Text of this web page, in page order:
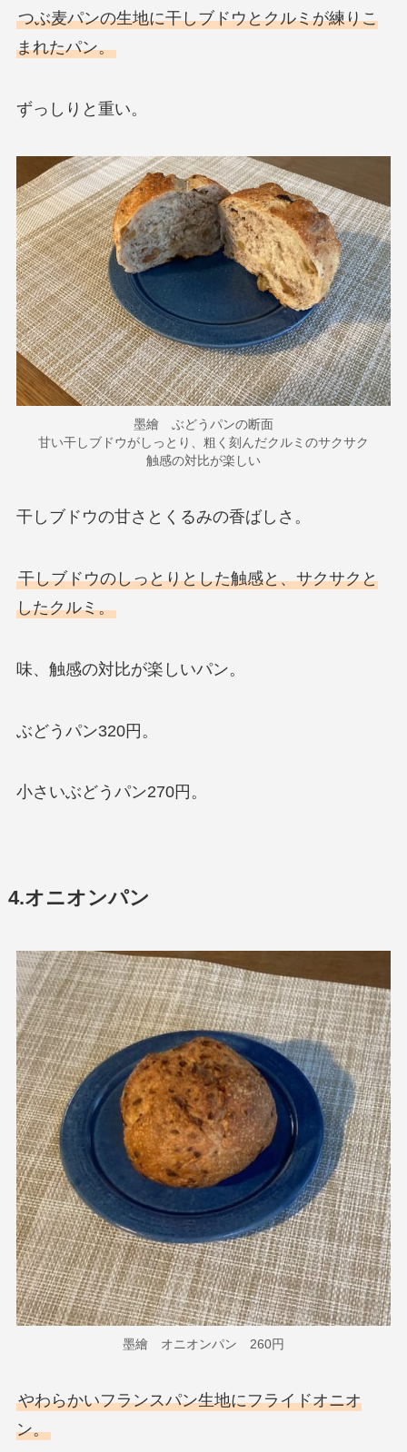
つぶ麦パンの生地に干しブドウとクルミが練りこ
まれたパン。
ずっしりと重い。
墨繪 ぶどうパンの断面
甘い干しブドウがしっとり、粗く刻んだクルミのサクサク
触感の対比が楽しい
干しブドウの甘さとくるみの香ばしさ。
干しブドウのしっとりとした触感と、サクサクと
したクルミ。
味、触感の対比が楽しいパン。
ぶどうパン320円。
小さいぶどうパン270円。
4.オニオンパン
墨繪 オニオンパン 260円
やわらかいフランスパン生地にフライドオニオ
ン。